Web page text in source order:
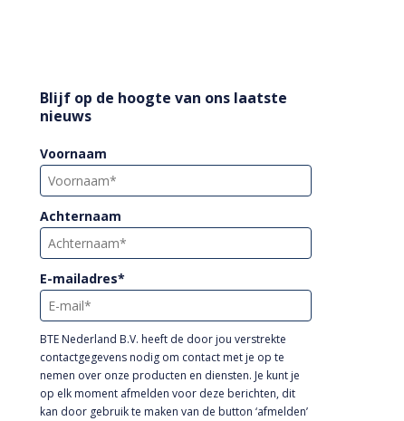
Blijf op de hoogte van ons laatste
nieuws
Voornaam
Achternaam
E-mailadres*
BTE Nederland B.V. heeft de door jou verstrekte
contactgegevens nodig om contact met je op te
nemen over onze producten en diensten. Je kunt je
op elk moment afmelden voor deze berichten, dit
kan door gebruik te maken van de button ‘afmelden’